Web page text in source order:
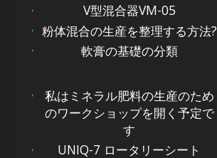
V型混合器VM-05
粉体混合の生産を整理する方法?
軟膏の基礎の分類
私はミネラル肥料の生産のため
のワークショップを開く予定で
す
UNIQ-7 ロータリーシート